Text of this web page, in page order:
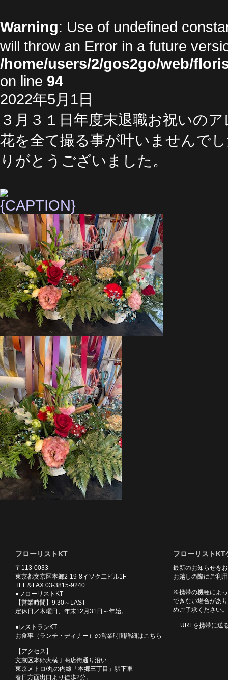
Warning: Use of undefined
will throw an Error in a future
/home/users/2/gos2go/web/
on line 94
2022年5月1日
３月３１日年度末退職お祝いの
花を全て撮る事が叶いませんで
りがとうございました。
フローリストKT
〒113-0033
東京都文京区本郷2-19-8イソク二ビル1F
TEL＆FAX 03-3815-9240
●フローリストKT
【営業時間】9:30～LAST
定休日／木曜日、年末12月31日～年始。
●レストランKT
お食事（ランチ・ディナー）の営業時間詳細はこちら
【アクセス】
文京区本郷大横丁商店街通り沿い
東京メトロ/丸の内線「本郷三丁目」駅下車
春日方面出口より徒歩2分。
フローリストKT
最新のお知らせを
お越しの際にご利
※携帯の機種によ
できない場合があ
めご了承ください。
URLを携帯に送